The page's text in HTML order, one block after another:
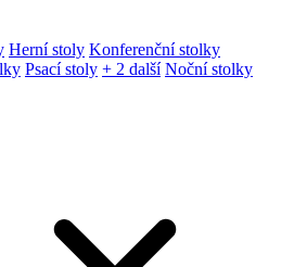
Herní stoly Konferenční stolky
Psací stoly + 2 další Noční stolky